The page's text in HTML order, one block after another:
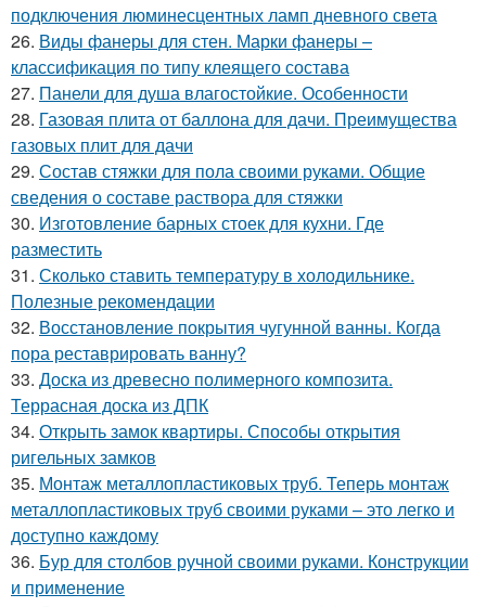
подключения люминесцентных ламп дневного света
26. Виды фанеры для стен. Марки фанеры –
классификация по типу клеящего состава
27. Панели для душа влагостойкие. Особенности
28. Газовая плита от баллона для дачи. Преимущества
газовых плит для дачи
29. Состав стяжки для пола своими руками. Общие
сведения о составе раствора для стяжки
30. Изготовление барных стоек для кухни. Где
разместить
31. Сколько ставить температуру в холодильнике.
Полезные рекомендации
32. Восстановление покрытия чугунной ванны. Когда
пора реставрировать ванну?
33. Доска из древесно полимерного композита.
Террасная доска из ДПК
34. Открыть замок квартиры. Способы открытия
ригельных замков
35. Монтаж металлопластиковых труб. Теперь монтаж
металлопластиковых труб своими руками – это легко и
доступно каждому
36. Бур для столбов ручной своими руками. Конструкции
и применение